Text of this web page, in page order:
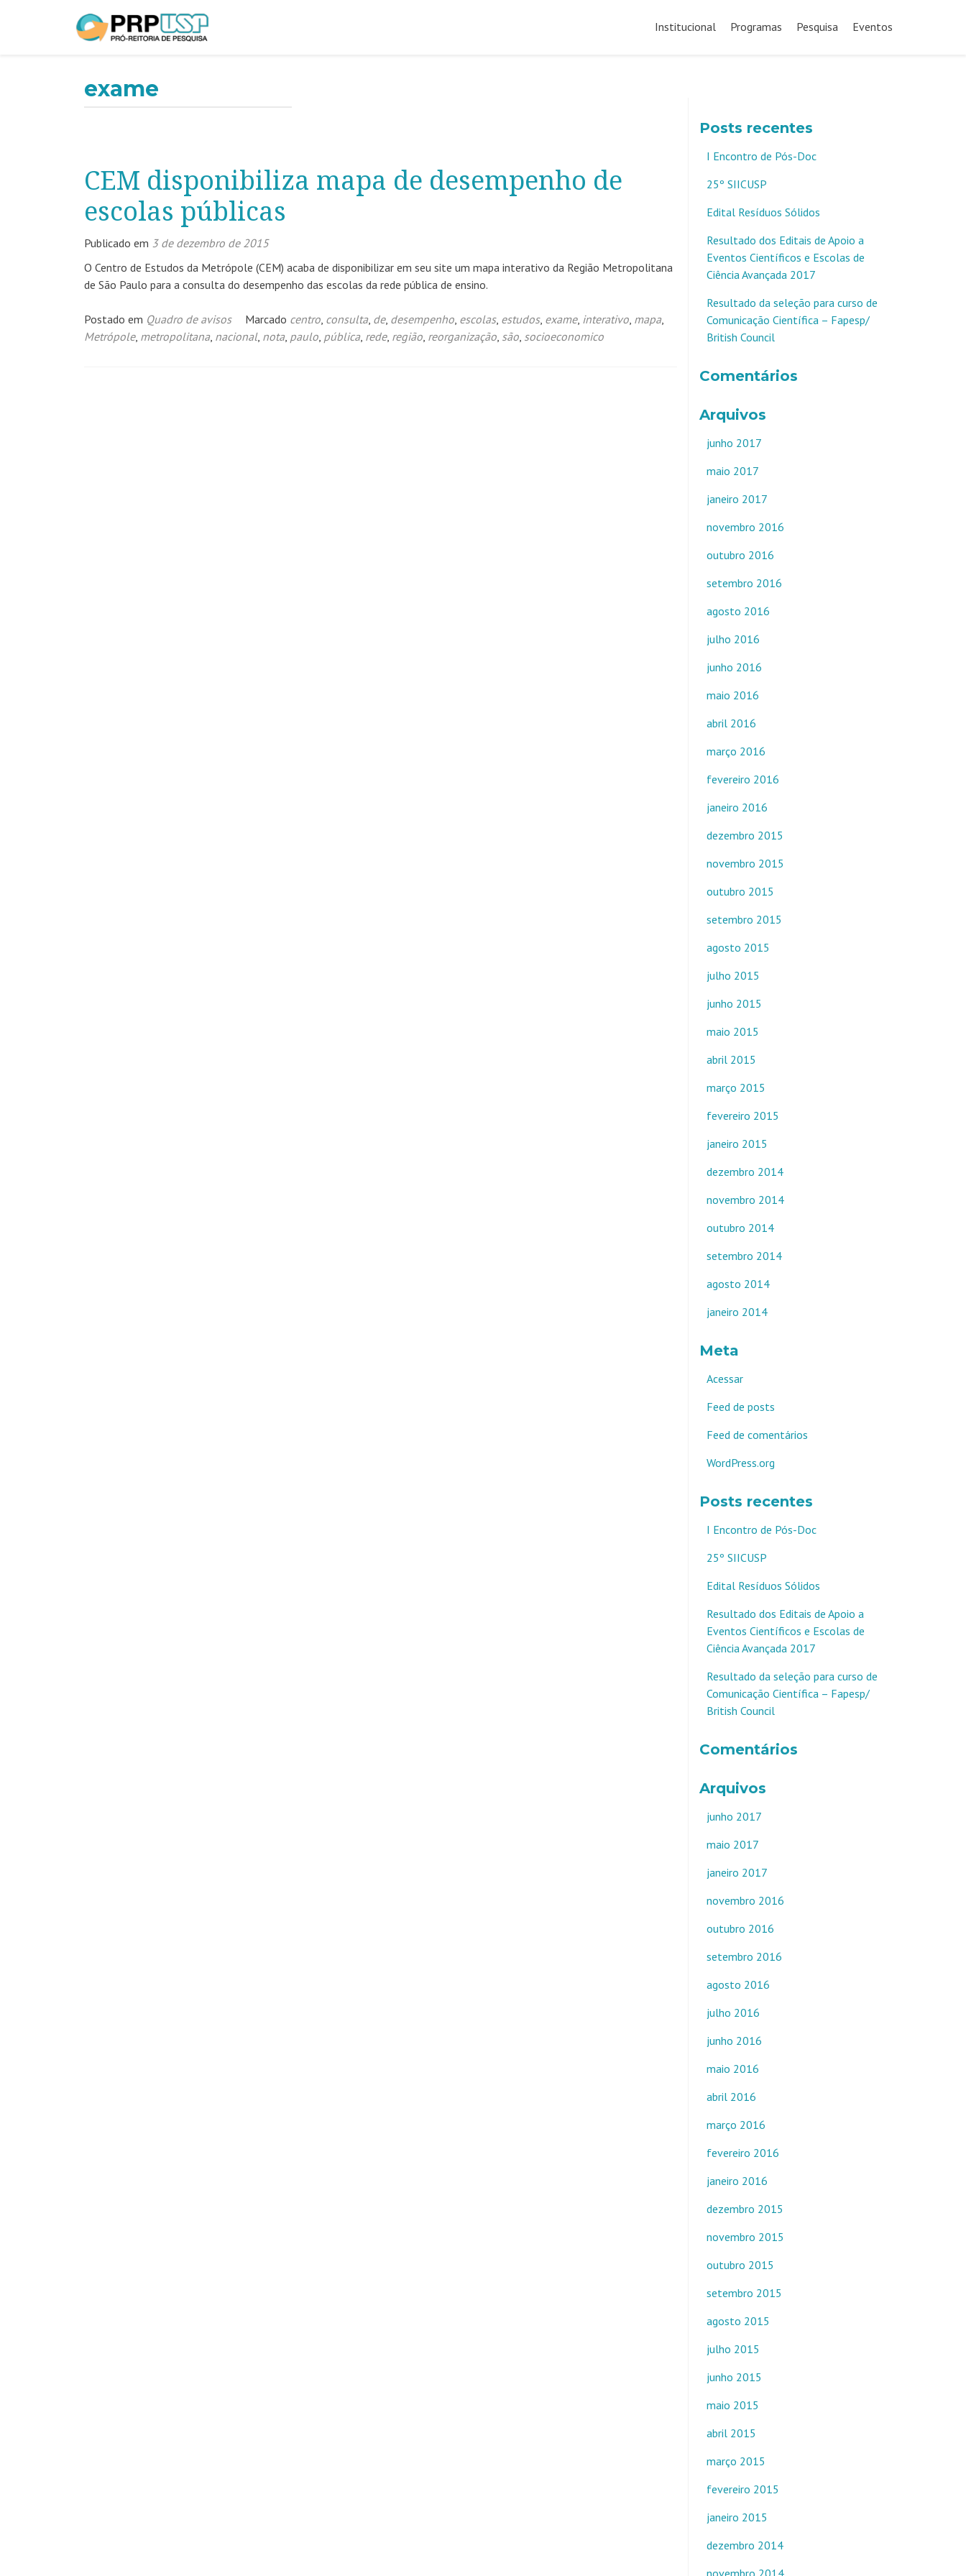
para
Institucional Programas Pesquisa Eventos
exame
CEM disponibiliza mapa de desempenho de
escolas públicas
Publicado em 3 de dezembro de 2015
O Centro de Estudos da Metrópole (CEM) acaba de disponibilizar em seu site um mapa interativo da Região Metropolitana
de São Paulo para a consulta do desempenho das escolas da rede pública de ensino.
Postado em Quadro de avisos Marcado centro, consulta, de, desempenho, escolas, estudos, exame, interativo, mapa,
Metrópole, metropolitana, nacional, nota, paulo, pública, rede, região, reorganização, são, socioeconomico
Posts recentes
I Encontro de Pós-Doc
25º SIICUSP
Edital Resíduos Sólidos
Resultado dos Editais de Apoio a
Eventos Científicos e Escolas de
Ciência Avançada 2017
Resultado da seleção para curso de
Comunicação Científica – Fapesp/
British Council
Comentários
Arquivos
junho 2017
maio 2017
janeiro 2017
novembro 2016
outubro 2016
setembro 2016
agosto 2016
julho 2016
junho 2016
maio 2016
abril 2016
março 2016
fevereiro 2016
janeiro 2016
dezembro 2015
novembro 2015
outubro 2015
setembro 2015
agosto 2015
julho 2015
junho 2015
maio 2015
abril 2015
março 2015
fevereiro 2015
janeiro 2015
dezembro 2014
novembro 2014
outubro 2014
setembro 2014
agosto 2014
janeiro 2014
Meta
Acessar
Feed de posts
Feed de comentários
WordPress.org
Posts recentes
I Encontro de Pós-Doc
25º SIICUSP
Edital Resíduos Sólidos
Resultado dos Editais de Apoio a
Eventos Científicos e Escolas de
Ciência Avançada 2017
Resultado da seleção para curso de
Comunicação Científica – Fapesp/
British Council
Comentários
Arquivos
junho 2017
maio 2017
janeiro 2017
novembro 2016
outubro 2016
setembro 2016
agosto 2016
julho 2016
junho 2016
maio 2016
abril 2016
março 2016
fevereiro 2016
janeiro 2016
dezembro 2015
novembro 2015
outubro 2015
setembro 2015
agosto 2015
julho 2015
junho 2015
maio 2015
abril 2015
março 2015
fevereiro 2015
janeiro 2015
dezembro 2014
novembro 2014